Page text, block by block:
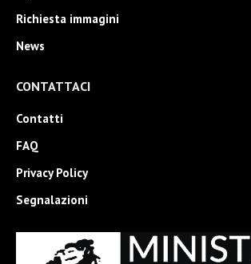
Richiesta immagini
News
CONTATTACI
Contatti
FAQ
Privacy Policy
Segnalazioni